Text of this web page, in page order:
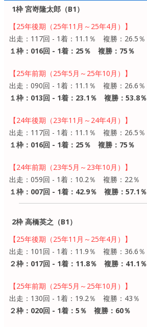
1枠 宮嵜隆太郎（B1）
【25年後期（25年11月～25年4月）】
出走：117回 - 1着：11.1％ 複勝：26.5％
１枠：016回 - 1着：25％ 複勝：75％
【25年前期（25年5月～25年10月）】
出走：090回 - 1着：11.1％ 複勝：26.6％
１枠：013回 - 1着：23.1％ 複勝：53.8％
【24年後期（23年11月～24年4月）】
出走：117回 - 1着：11.1％ 複勝：26.5％
１枠：016回 - 1着：25％ 複勝：75％
【24年前期（23年5月～23年10月）】
出走：059回 - 1着：10.2％ 複勝：22％
１枠：007回 - 1着：42.9％ 複勝：57.1％
2枠 高橋英之（B1）
【25年後期（25年11月～25年4月）】
出走：101回 - 1着：11.9％ 複勝：36.6％
２枠：017回 - 1着：11.8％ 複勝：41.1％
【25年前期（25年5月～25年10月）】
出走：130回 - 1着：19.2％ 複勝：43％
２枠：020回 - 1着：5％ 複勝：60％